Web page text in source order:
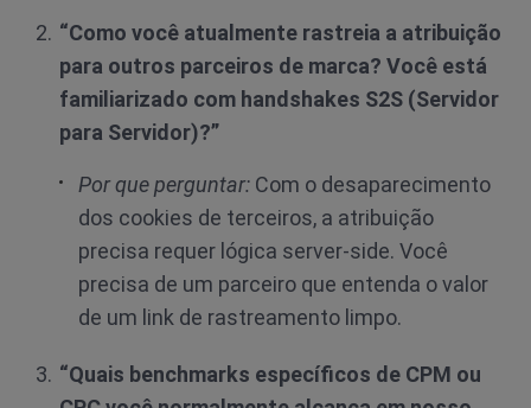
“Como você atualmente rastreia a atribuição
para outros parceiros de marca? Você está
familiarizado com handshakes S2S (Servidor
para Servidor)?”
Por que perguntar: Com o desaparecimento
dos cookies de terceiros, a atribuição
precisa requer lógica server-side. Você
precisa de um parceiro que entenda o valor
de um link de rastreamento limpo.
“Quais benchmarks específicos de CPM ou